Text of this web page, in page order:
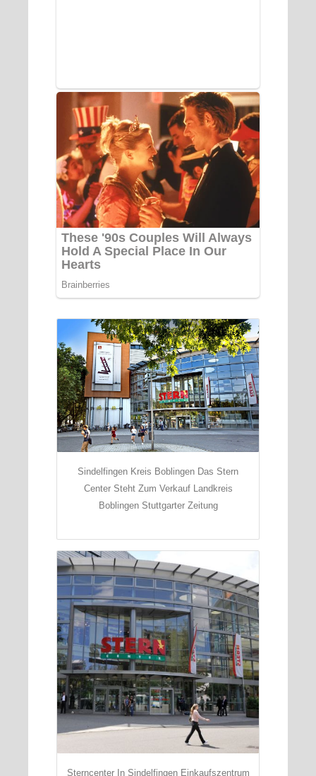
Sindelfingen Kreis Boblingen Das Stern
Center Steht Zum Verkauf Landkreis
Boblingen Stuttgarter Zeitung
Sterncenter In Sindelfingen Einkaufszentrum